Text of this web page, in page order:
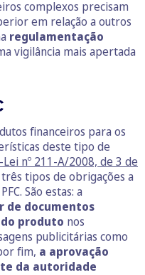
complexos precisam
em relação a outros
regulamentação
vigilância mais apertada
financeiros para os
deste tipo de
nº 211-A/2008, de 3 de
tipos de obrigações a
São estas: a
de documentos
produto nos
publicitárias como
fim, a aprovação
da autoridade